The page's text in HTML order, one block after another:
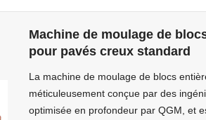
Machine de moulage de
pour pavés creux standard
La machine de moulage de blocs
méticuleusement conçue par des
optimisée en profondeur par QGM, et